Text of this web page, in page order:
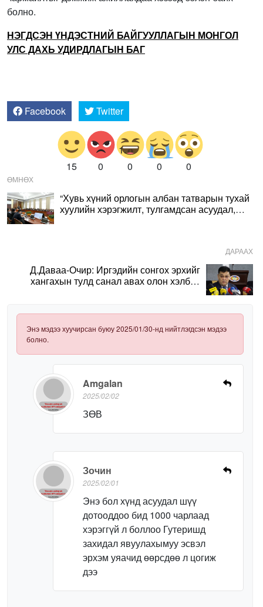
болно.
НЭГДСЭН ҮНДЭСТНИЙ БАЙГУУЛЛАГЫН МОНГОЛ
УЛС ДАХЬ УДИРДЛАГЫН БАГ
Facebook Twitter
15 0 0 0 0
ӨМНӨХ
“Хувь хүний орлогын албан татварын тухай
хуулийн хэрэгжилт, тулгамдсан асуудал,
ДАРААХ
Д.Даваа-Очир: Иргэдийн сонгох эрхийг
хангахын тулд санал авах олон хэлбэр
Энэ мэдээ хуучирсан буюу 2025/01/30-нд нийтлэгдсэн мэдээ
болно.
Amgalan
2025/02/02
ЗӨВ
Зочин
2025/02/01
Энэ бол хүнд асуудал шүү
дотооддоо бид 1000 чарлаад
хэрэггүй л боллоо Гутеришд
захидал явуулахымуу эсвэл
эрхэм уяачид өөрсдөө л цогиж
дээ